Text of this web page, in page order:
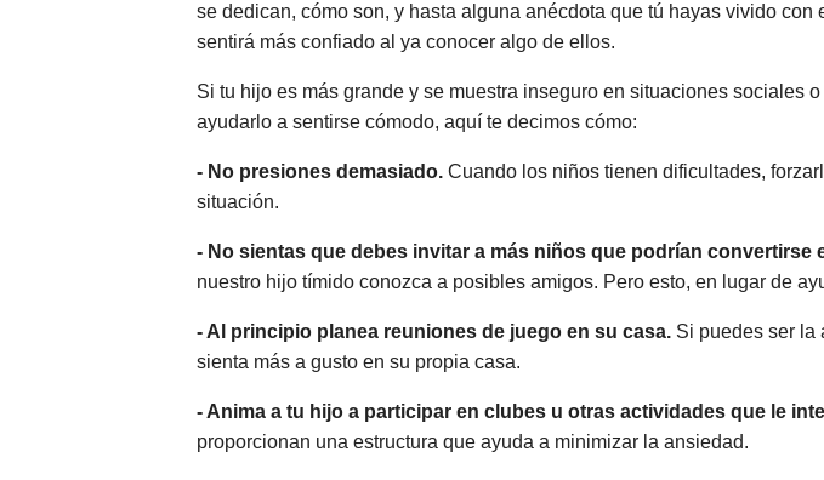
se dedican, cómo son, y hasta alguna anécdota que tú hayas vivido
sentirá más confiado al ya conocer algo de ellos.
Si tu hijo es más grande y se muestra inseguro en situaciones sociales
ayudarlo a sentirse cómodo, aquí te decimos cómo:
- No presiones demasiado. Cuando los niños tienen dificultades,
situación.
- No sientas que debes invitar a más niños que podrían convertirse
nuestro hijo tímido conozca a posibles amigos. Pero esto, en lugar de
- Al principio planea reuniones de juego en su casa. Si puedes ser la
sienta más a gusto en su propia casa.
- Anima a tu hijo a participar en clubes u otras actividades que le
proporcionan una estructura que ayuda a minimizar la ansiedad.